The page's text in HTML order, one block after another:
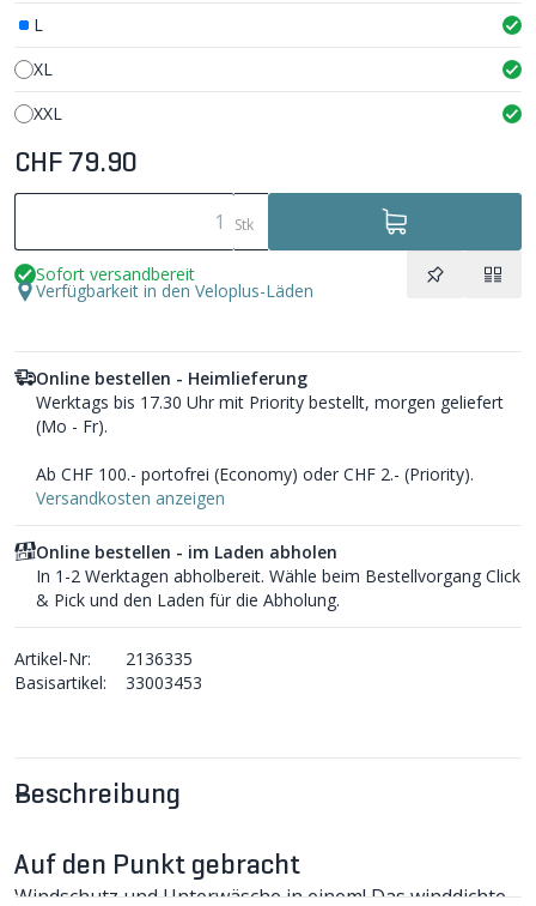
Beschreibung
Auf den Punkt gebracht
Windschutz und Unterwäsche in einem! Das winddichte
L
XL
XXL
CHF 79.90
Stk
Sofort versandbereit
Verfügbarkeit in den Veloplus-Läden
Online bestellen - Heimlieferung
Werktags bis 17.30 Uhr mit Priority bestellt, morgen geliefert
(Mo - Fr).
Ab CHF 100.- portofrei (Economy) oder CHF 2.- (Priority).
Versandkosten anzeigen
Online bestellen - im Laden abholen
In 1-2 Werktagen abholbereit. Wähle beim Bestellvorgang Click
& Pick und den Laden für die Abholung.
Artikel-Nr:
2136335
Basisartikel:
33003453